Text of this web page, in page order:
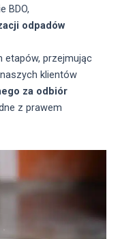
BDO,
odpadów
etapów, przejmując
klientów
za odbiór
z prawem